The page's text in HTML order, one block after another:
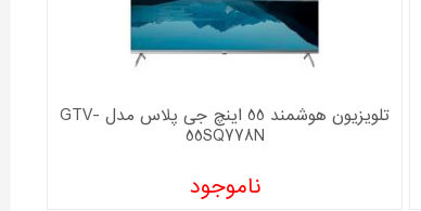
تلویزیون هوشمند 55 اینچ جی پلاس مدل GTV-
55SQ778N
ناموجود